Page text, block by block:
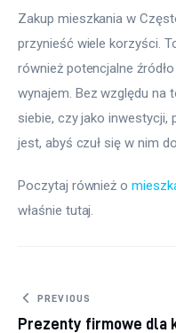
Zakup mieszkania w
przynieść wiele korzyści.
również potencjalne
wynajem. Bez względu na
siebie, czy jako inwestycji,
jest, abyś czuł się w nim
Poczytaj również o
właśnie tutaj.
Nawigacja wpisu
PREVIOUS
Prezenty firmowe dla